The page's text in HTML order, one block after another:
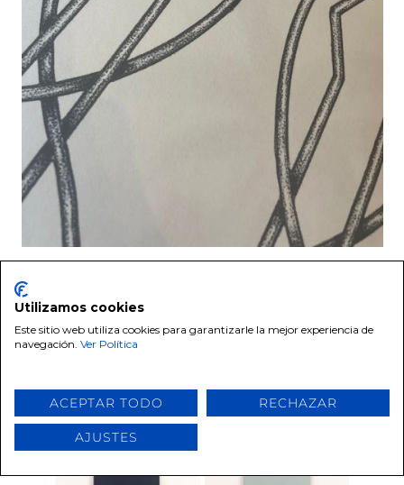
A nosotras para este papel nos flipa toda la
gama de azules como el
más pastel.
Utilizamos cookies
Este sitio web utiliza cookies para garantizarle la mejor experiencia de
navegación. Ver Política
ACEPTAR TODO RECHAZAR
AJUSTES